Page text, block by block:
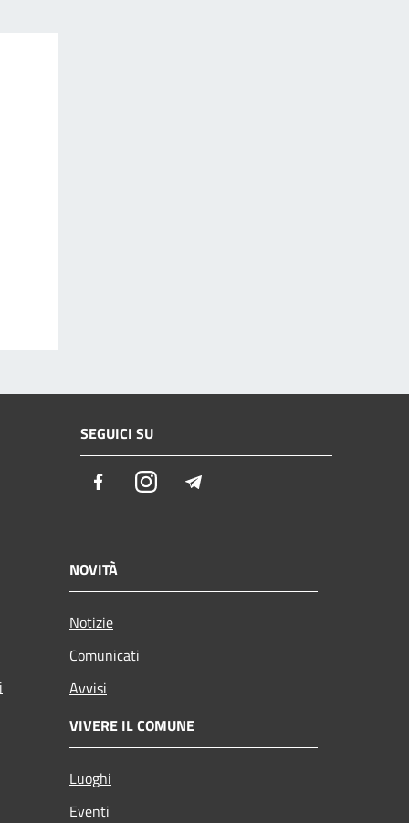
SEGUICI SU
FacebookInstagram
NOVITÀ
Notizie
Comunicati
Avvisi
VIVERE IL COMUNE
Luoghi
Eventi